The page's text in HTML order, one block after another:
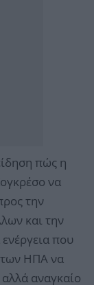
πώς η
να
την
και την
που
των ΗΠΑ να
αναγκαίο